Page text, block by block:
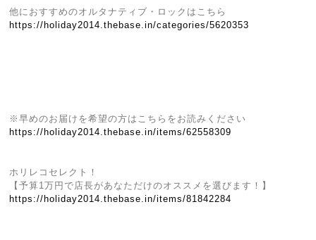
他におすすめのオルタナティブ・ロックはこちら
https://holiday2014.thebase.in/categories/5620353
※早めのお届けを希望の方はこちらをお読みください
https://holiday2014.thebase.in/items/62558309
ホリレコセレクト！
【予算1万円で店長があなただけのオススメを選びます！】
https://holiday2014.thebase.in/items/81842284